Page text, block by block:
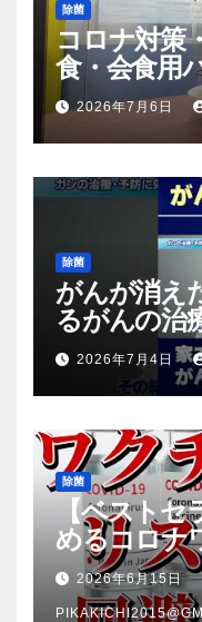
除菌
コロナ対策
食・会食用
（マスク会
放送のＴＶ
2026年7月6日
除菌
がんが消え
るがんの治
2026年7月4日
除菌
【ベスト
めるコロナ
法【本要約
2026年6月15日